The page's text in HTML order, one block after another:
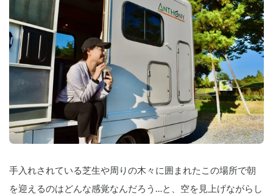
手入れされている芝生や周りの木々に囲まれたこの場所で朝
を迎えるのはどんな感覚なんだろう…と、空を見上げながらし